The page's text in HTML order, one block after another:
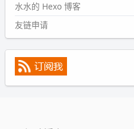
水水的 Hexo 博客
友链申请